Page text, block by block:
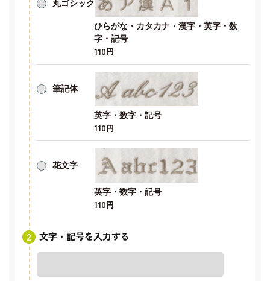
丸ゴシック
ひらがな・カタカナ・漢字・英字・数
字・記号
110円
筆記体
英字・数字・記号
110円
花文字
英字・数字・記号
110円
文字・記号を入力する